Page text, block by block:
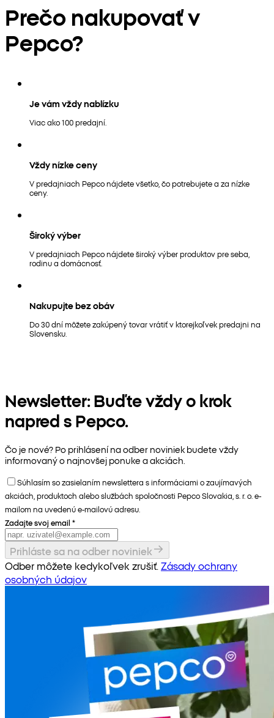
Prečo nakupovať v
Pepco?
Je vám vždy nablízku
Viac ako 100 predajní.
Vždy nízke ceny
V predajniach Pepco nájdete všetko, čo potrebujete a za nízke
ceny.
Široký výber
V predajniach Pepco nájdete široký výber produktov pre seba,
rodinu a domácnosť.
Nakupujte bez obáv
Do 30 dní môžete zakúpený tovar vrátiť v ktorejkoľvek predajni na
Slovensku.
Newsletter: Buďte vždy o krok
napred s Pepco.
Čo je nové? Po prihlásení na odber noviniek budete vždy
informovaný o najnovšej ponuke a akciách.
Súhlasím so zasielaním newslettera s informáciami o zaujímavých
akciách, produktoch alebo službách spoločnosti Pepco Slovakia, s. r. o. e-
mailom na uvedenú e-mailovú adresu.
Zadajte svoj email *
Prihláste sa na odber noviniek
Odber môžete kedykoľvek zrušiť. Zásady ochrany
osobných údajov